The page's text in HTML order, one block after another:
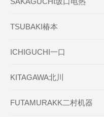
TSUBAKI椿本
ICHIGUCHI一口
KITAGAWA北川
FUTAMURAKK二村机器